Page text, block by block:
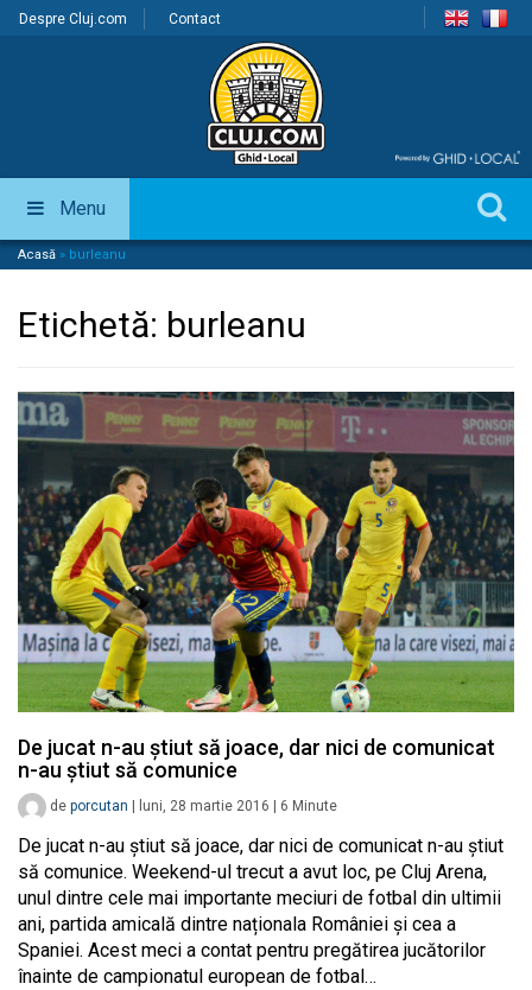
Despre Cluj.com Contact
Menu
Acasă » burleanu
Etichetă: burleanu
De jucat n-au știut să joace, dar nici de comunicat
n-au știut să comunice
de porcutan luni, 28 martie 2016 6 Minute
De jucat n-au știut să joace, dar nici de comunicat n-au știut
să comunice. Weekend-ul trecut a avut loc, pe Cluj Arena,
unul dintre cele mai importante meciuri de fotbal din ultimii
ani, partida amicală dintre naționala României și cea a
Spaniei. Acest meci a contat pentru pregătirea jucătorilor
înainte de campionatul european de fotbal…